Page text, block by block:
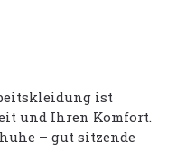
ist
und Ihren Komfort.
– gut sitzende